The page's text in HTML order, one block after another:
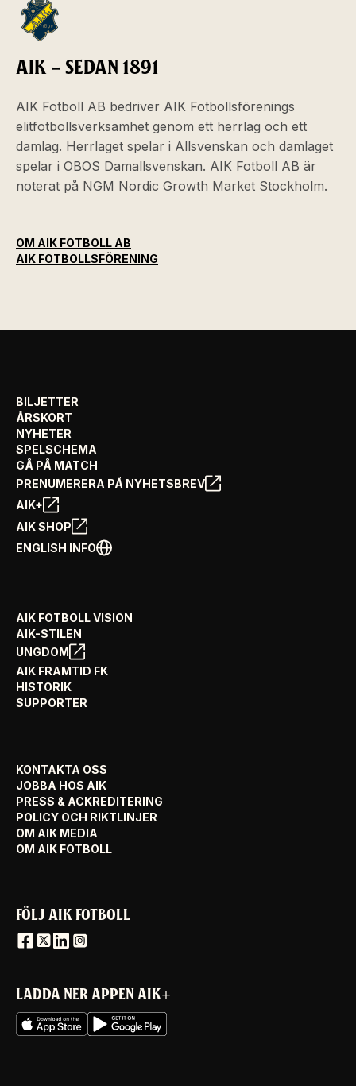
AIK – SEDAN 1891
AIK Fotboll AB bedriver AIK Fotbollsförenings
elitfotbollsverksamhet genom ett herrlag och ett
damlag. Herrlaget spelar i Allsvenskan och damlaget
spelar i OBOS Damallsvenskan. AIK Fotboll AB är
noterat på NGM Nordic Growth Market Stockholm.
OM AIK FOTBOLL AB
AIK FOTBOLLSFÖRENING
BILJETTER
ÅRSKORT
NYHETER
SPELSCHEMA
GÅ PÅ MATCH
PRENUMERERA PÅ NYHETSBREV
AIK+
AIK SHOP
ENGLISH INFO
AIK FOTBOLL VISION
AIK-STILEN
UNGDOM
AIK FRAMTID FK
HISTORIK
SUPPORTER
KONTAKTA OSS
JOBBA HOS AIK
PRESS & ACKREDITERING
POLICY OCH RIKTLINJER
OM AIK MEDIA
OM AIK FOTBOLL
FÖLJ AIK FOTBOLL
LADDA NER APPEN AIK+